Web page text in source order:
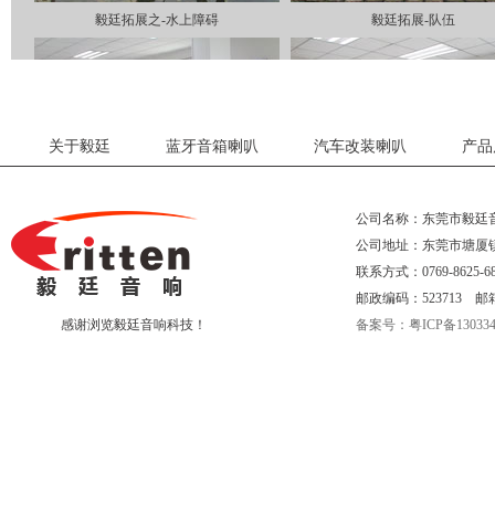
毅廷拓展之-水上障碍 毅廷拓展-队伍
研发部一角 外贸部一角
关于毅廷 蓝牙音箱喇叭 汽车改装喇叭 产
感谢浏览毅廷音响科技！
公司名称：东莞市毅廷
公司地址：东莞市塘厦
联系方式：0769-8625-
邮政编码：523713 邮
备案号：粤ICP备